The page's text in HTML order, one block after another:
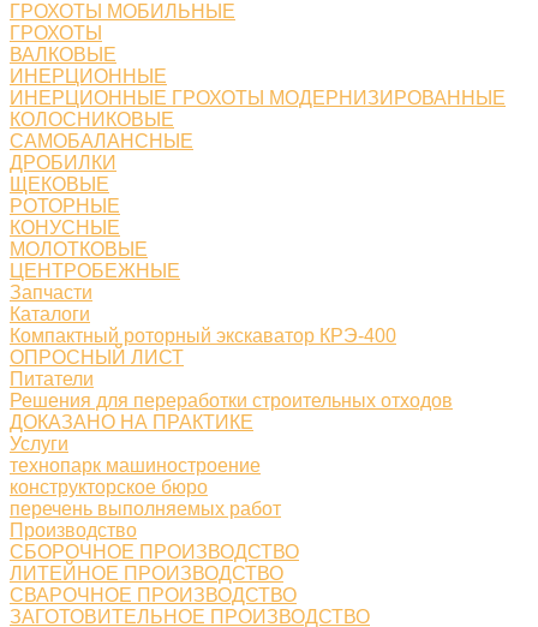
ГРОХОТЫ МОБИЛЬНЫЕ
ГРОХОТЫ
ВАЛКОВЫЕ
ИНЕРЦИОННЫЕ
ИНЕРЦИОННЫЕ ГРОХОТЫ МОДЕРНИЗИРОВАННЫЕ
КОЛОСНИКОВЫЕ
САМОБАЛАНСНЫЕ
ДРОБИЛКИ
ЩЕКОВЫЕ
РОТОРНЫЕ
КОНУСНЫЕ
МОЛОТКОВЫЕ
ЦЕНТРОБЕЖНЫЕ
Запчасти
Каталоги
Компактный роторный экскаватор КРЭ-400
ОПРОСНЫЙ ЛИСТ
Питатели
Решения для переработки строительных отходов
ДОКАЗАНО НА ПРАКТИКЕ
Услуги
технопарк машиностроение
конструкторское бюро
перечень выполняемых работ
Производство
СБОРОЧНОЕ ПРОИЗВОДСТВО
ЛИТЕЙНОЕ ПРОИЗВОДСТВО
СВАРОЧНОЕ ПРОИЗВОДСТВО
ЗАГОТОВИТЕЛЬНОЕ ПРОИЗВОДСТВО